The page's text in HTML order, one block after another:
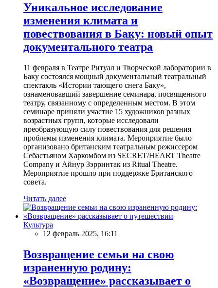
Уникальное исследование
изменения климата и
повествования в Баку: новый опыт
документального театра
11 февраля в Театре Ритуал и Творческой лаборатории в
Баку состоялся мощный документальный театральный
спектакль «Истории тающего снега Баку»,
ознаменовавший завершение семинара, посвященного
театру, связанному с определенным местом. В этом
семинаре приняли участие 15 художников разных
возрастных групп, которые исследовали
преобразующую силу повествования для решения
проблемы изменения климата. Мероприятие было
организовано британским театральным режиссером
Себастьяном Харкомбом из SECRET/HEART Theatre
Company и Айнур Зэрринтак из Ritual Theatre.
Мероприятие прошло при поддержке Британского
совета.
Читать далее
Культура
12 февраль 2025, 16:11
Возвращение семьи на свою
израненную родину:
«Возвращение» рассказывает о